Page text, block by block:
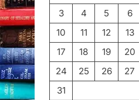
3
4 5 6
10
11 12 13
17
18 19 20
24
25 26 27
31